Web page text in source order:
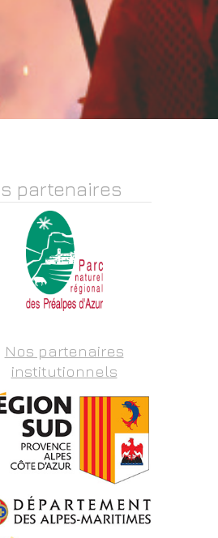
partenaires
Nos partenaires
institutionnels